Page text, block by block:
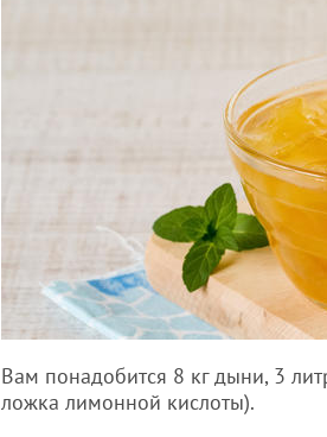
Вам понадобится 8 кг дыни, 3
ложка лимонной кислоты).